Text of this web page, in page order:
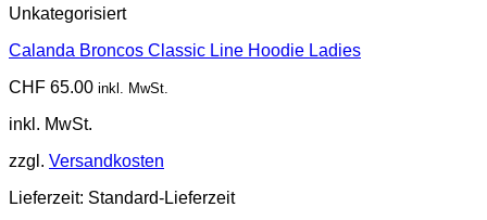
Unkategorisiert
Calanda Broncos Classic Line Hoodie Ladies
CHF 65.00 inkl. MwSt.
inkl. MwSt.
zzgl. Versandkosten
Lieferzeit: Standard-Lieferzeit